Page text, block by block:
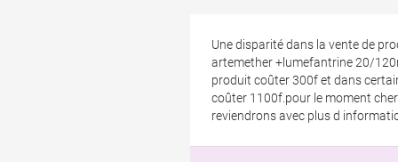
Une disparité dans la vente de
artemether +lumefantrine 20/
produit coûter 300f et dans
coûter 1100f.pour le moment
reviendrons avec plus d